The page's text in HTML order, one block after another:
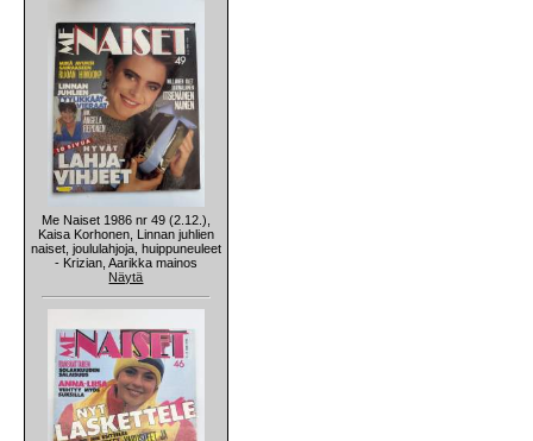
Me Naiset 1986 nr 49 (2.12.),
Kaisa Korhonen, Linnan juhlien
naiset, joululahjoja, huippuneuleet
- Krizian, Aarikka mainos
Näytä